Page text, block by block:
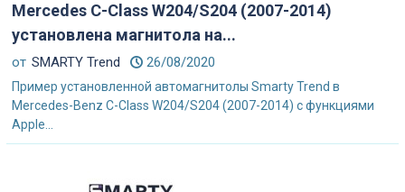
Mercedes C-Class W204/S204 (2007-2014)
установлена магнитола на...
от SMARTY Trend 26/08/2020
Пример установленной автомагнитолы Smarty Trend в
Mercedes-Benz C-Class W204/S204 (2007-2014) с функциями
Apple...